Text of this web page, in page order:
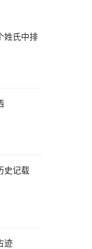
姓氏中排
史记载
迹